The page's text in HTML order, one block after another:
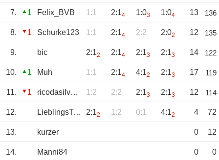
7. 1 Felix_BVB 1:1 2:14 1:03 1:04 13 136
8. 1 Schurke123 1:1 2:14 2:2 2:02 12 135
9. bic 2:12 2:14 2:13 2:13 14 122
10. 1 Muh 1:1 2:14 4:12 2:13 17 119
11. 1 ricodasilva_bvb 1:2 2:2 2:13 2:13 12 114
12. LieblingsTipp 2:12 1:2 0:1 4:12 4 72
13. kurzer 0 12
14. Manni84 0 0